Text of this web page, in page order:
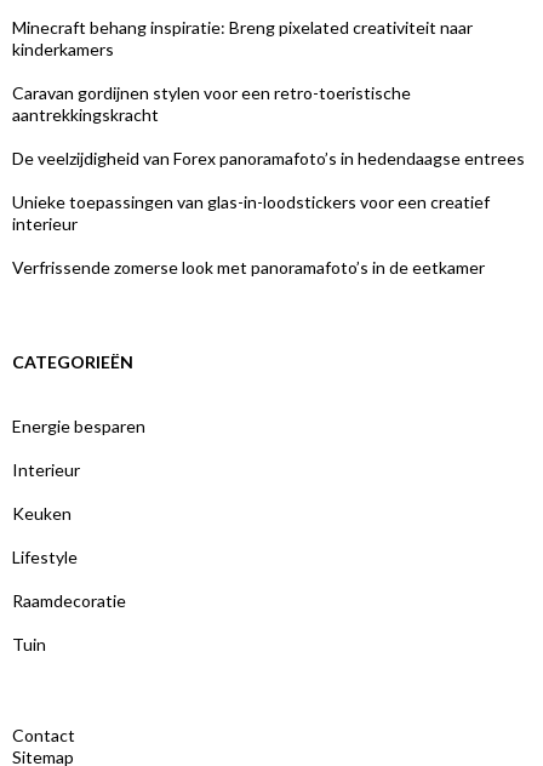
Minecraft behang inspiratie: Breng pixelated creativiteit naar
kinderkamers
Caravan gordijnen stylen voor een retro-toeristische
aantrekkingskracht
De veelzijdigheid van Forex panoramafoto’s in hedendaagse entrees
Unieke toepassingen van glas-in-loodstickers voor een creatief
interieur
Verfrissende zomerse look met panoramafoto’s in de eetkamer
CATEGORIEËN
Energie besparen
Interieur
Keuken
Lifestyle
Raamdecoratie
Tuin
Contact
Sitemap